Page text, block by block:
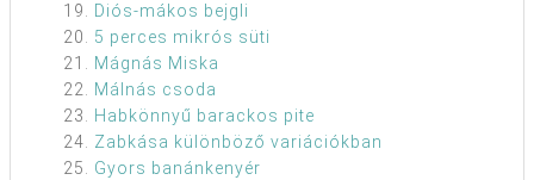
Diós-mákos bejgli
5 perces mikrós süti
Mágnás Miska
Málnás csoda
Habkönnyű barackos pite
Zabkása különböző variációkban
Gyors banánkenyér